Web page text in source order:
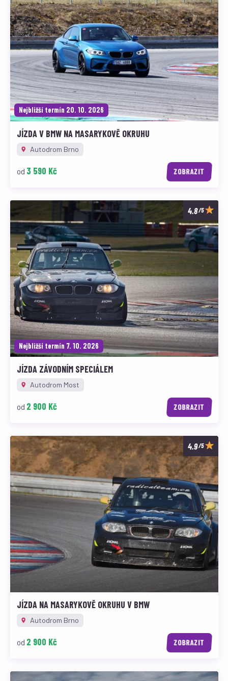
Nejbližší termín 20. 10. 2026
JÍZDA V BMW NA MASARYKOVĚ OKRUHU
Autodrom Brno
od 3 590 Kč ZOBRAZIT
/5
Nejbližší termín 7. 10. 2026
JÍZDA ZÁVODNÍM SPECIÁLEM
Autodrom Most
od 2 900 Kč ZOBRAZIT
/5
JÍZDA NA MASARYKOVĚ OKRUHU V BMW
Autodrom Brno
od 2 900 Kč ZOBRAZIT